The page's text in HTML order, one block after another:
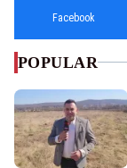
Facebook
POPULAR